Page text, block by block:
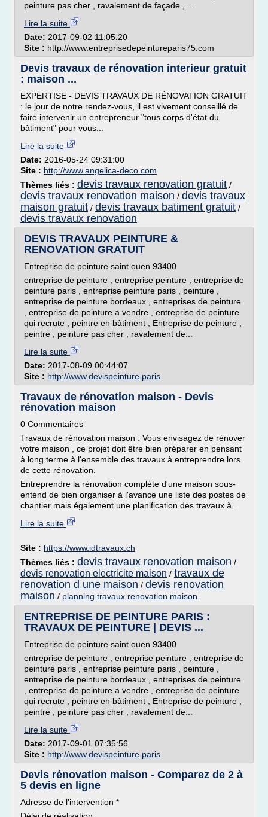
peinture pas cher , ravalement de façade , ...
Lire la suite
Date: 2017-09-02 11:05:20
Site : http://www.entreprisedepeintureparis75.com
Devis travaux de rénovation interieur gratuit
: maison ...
EXPERTISE - DEVIS TRAVAUX DE RÉNOVATION GRATUIT
: le jour de notre rendez-vous, il est vivement conseillé de
faire intervenir un entrepreneur "tous corps d'état du
bâtiment" pour vous...
Lire la suite
Date: 2016-05-24 09:31:00
Site : http://www.angelica-deco.com
Thèmes liés : devis travaux renovation gratuit /
devis travaux renovation maison / devis travaux
maison gratuit / devis travaux batiment gratuit /
devis travaux renovation
DEVIS TRAVAUX PEINTURE &
RENOVATION GRATUIT
Entreprise de peinture saint ouen 93400
entreprise de peinture , entreprise peinture , entreprise de
peinture paris , entreprise peinture paris , peinture ,
entreprise de peinture bordeaux , entreprises de peinture
, entreprise de peinture a vendre , entreprise de peinture
qui recrute , peintre en bâtiment , Entreprise de peinture ,
peintre , peinture pas cher , ravalement de...
Lire la suite
Date: 2017-08-09 00:44:07
Site : http://www.devispeinture.paris
Travaux de rénovation maison - Devis
rénovation maison
0 Commentaires
Travaux de rénovation maison : Vous envisagez de rénover
votre maison , ce projet doit être bien préparer en pensant
à long terme à l'ensemble des travaux à entreprendre lors
de cette rénovation.
Entreprendre la rénovation complète d'une maison sous-
entend de bien organiser à l'avance une liste des postes de
chantier mais également une planification des travaux à...
Lire la suite
Site : https://www.idtravaux.ch
Thèmes liés : devis travaux renovation maison /
devis renovation electricite maison / travaux de
renovation d une maison / devis renovation
maison / planning travaux renovation maison
ENTREPRISE DE PEINTURE PARIS :
TRAVAUX DE PEINTURE | DEVIS ...
Entreprise de peinture saint ouen 93400
entreprise de peinture , entreprise peinture , entreprise de
peinture paris , entreprise peinture paris , peinture ,
entreprise de peinture bordeaux , entreprises de peinture
, entreprise de peinture a vendre , entreprise de peinture
qui recrute , peintre en bâtiment , Entreprise de peinture ,
peintre , peinture pas cher , ravalement de...
Lire la suite
Date: 2017-09-01 07:35:56
Site : http://www.devispeinture.paris
Devis rénovation maison - Comparez de 2 à
5 devis en ligne
Adresse de l'intervention *